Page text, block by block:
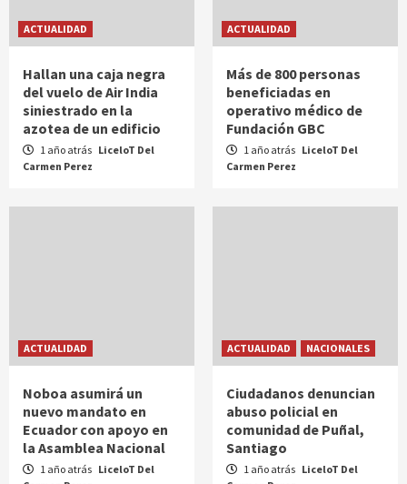
ACTUALIDAD
Hallan una caja negra
del vuelo de Air India
siniestrado en la
azotea de un edificio
1 año atrás LiceloT Del
Carmen Perez
ACTUALIDAD
Más de 800 personas
beneficiadas en
operativo médico de
Fundación GBC
1 año atrás LiceloT Del
Carmen Perez
ACTUALIDAD
Noboa asumirá un
nuevo mandato en
Ecuador con apoyo en
la Asamblea Nacional
1 año atrás LiceloT Del
ACTUALIDAD NACIONALES
Ciudadanos denuncian
abuso policial en
comunidad de Puñal,
Santiago
1 año atrás LiceloT Del